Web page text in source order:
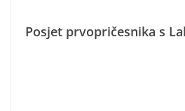
Posjet prvopričesnika s